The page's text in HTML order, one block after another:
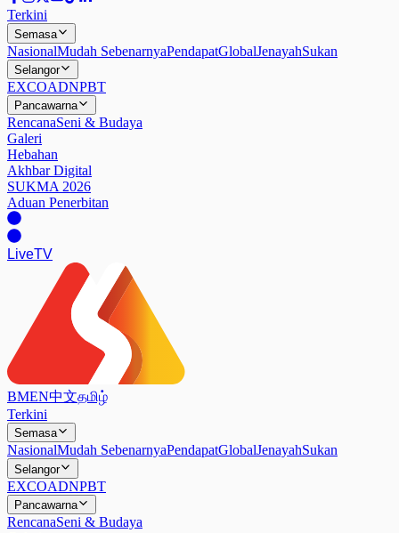
Terkini
Semasa
NasionalMudah SebenarnyaPendapatGlobalJenayahSukan
Selangor
EXCOADNPBT
Pancawarna
RencanaSeni & Budaya
Galeri
Hebahan
Akhbar Digital
SUKMA 2026
Aduan Penerbitan
LiveTV
BMEN中文தமிழ்
Terkini
Semasa
NasionalMudah SebenarnyaPendapatGlobalJenayahSukan
Selangor
EXCOADNPBT
Pancawarna
RencanaSeni & Budaya